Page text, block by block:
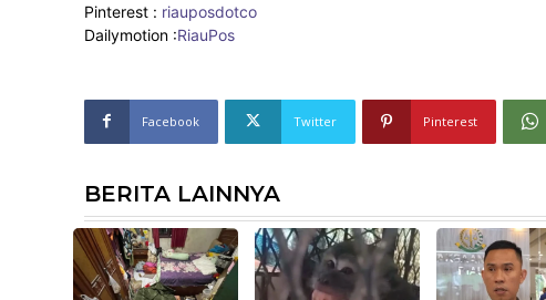
Pinterest : riauposdotco
Dailymotion :RiauPos
Facebook Twitter Pinterest
BERITA LAINNYA